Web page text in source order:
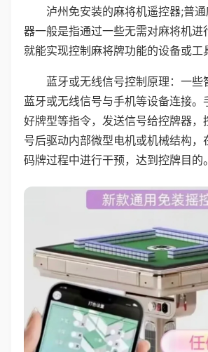
泸州免安装的麻将机遥控器;普
器一般是指通过一些无需对麻将机进
就能实现控制麻将牌功能的设备或工
蓝牙或无线信号控制原理：一些
蓝牙或无线信号与手机等设备连接。
好牌型等指令，发送信号给控牌器，
号后驱动内部微型电机或机械结构，
码牌过程中进行干预，达到控牌目的。